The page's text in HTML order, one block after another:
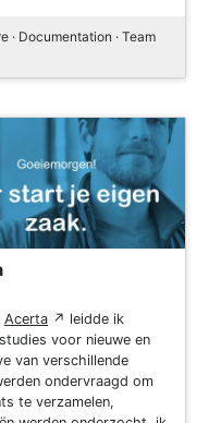
· Documentation · Team
Acerta ↗ leidde ik
voor nieuwe en
van verschillende
ondervraagd om
te verzamelen,